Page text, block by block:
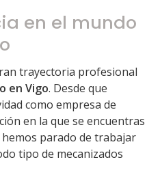
en el mundo
trayectoria profesional
en Vigo. Desde que
como empresa de
en la que se encuentras
parado de trabajar
tipo de mecanizados